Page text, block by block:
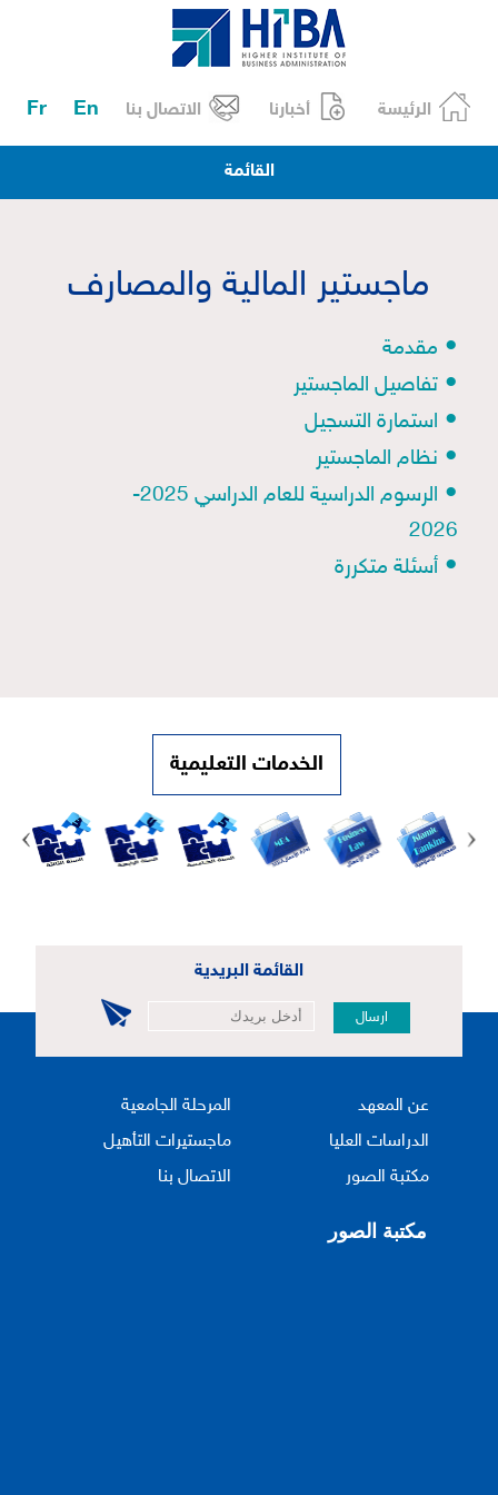
الرئيسة أخبارنا الاتصال بنا En
Fr
القائمة
ماجستير المالية والمصارف
• مقدمة
•تفاصيل الماجستير
• استمارة التسجيل
• نظام الماجستير
•
الرسوم الدراسية للعام الدراسي 2025-
2026
•أسئلة متكررة
الخدمات التعليمية
القائمة البريدية
ارسال
عن المعهد
المرحلة الجامعية
الدراسات العليا
ماجستيرات التأهيل
مكتبة الصور
الاتصال بنا